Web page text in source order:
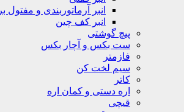
انبر آرماتوربندی و مفتول بر
انبر کف چین
پیچ گوشتی
ست بکس و آچار بکس
فازمتر
سیم لخت کن
کاتر
اره دستی و کمان اره
قیچی